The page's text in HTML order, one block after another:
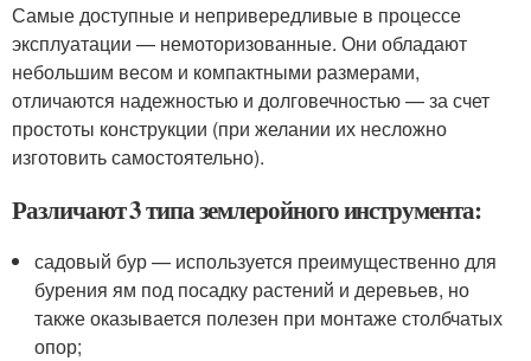
Самые доступные и непривередливые в процессе
эксплуатации — немоторизованные. Они обладают
небольшим весом и компактными размерами,
отличаются надежностью и долговечностью — за счет
простоты конструкции (при желании их несложно
изготовить самостоятельно).
Различают 3 типа землеройного инструмента:
садовый бур — используется преимущественно для
бурения ям под посадку растений и деревьев, но
также оказывается полезен при монтаже столбчатых
опор;